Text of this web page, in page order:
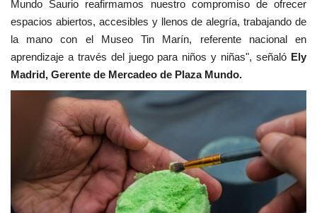
Mundo Saurio reafirmamos nuestro compromiso de ofrecer
espacios abiertos, accesibles y llenos de alegría, trabajando de
la mano con el Museo Tin Marín, referente nacional en
aprendizaje a través del juego para niños y niñas", señaló Ely
Madrid, Gerente de Mercadeo de Plaza Mundo.